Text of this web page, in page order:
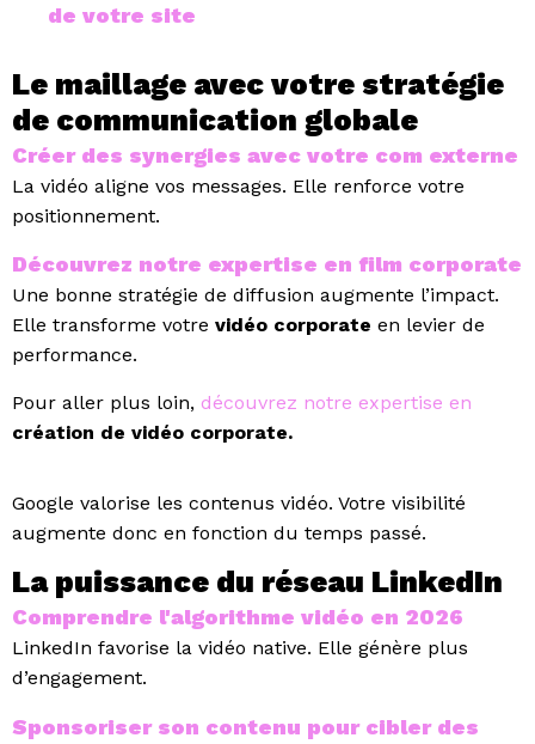
de votre site
Le maillage avec votre stratégie
de communication globale
Créer des synergies avec votre com externe
La vidéo aligne vos messages. Elle renforce votre
positionnement.
Découvrez notre expertise en film corporate
Une bonne stratégie de diffusion augmente l’impact.
Elle transforme votre vidéo corporate en levier de
performance.
Pour aller plus loin, découvrez notre expertise en
création de vidéo corporate.
Google valorise les contenus vidéo. Votre visibilité
augmente donc en fonction du temps passé.
La puissance du réseau LinkedIn
Comprendre l'algorithme vidéo en 2026
LinkedIn favorise la vidéo native. Elle génère plus
d’engagement.
Sponsoriser son contenu pour cibler des